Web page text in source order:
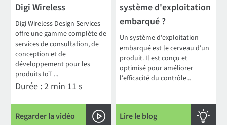
Digi Wireless
Digi Wireless Design Services
offre une gamme complète de
services de consultation, de
conception et de
développement pour les
produits IoT ...
Durée : 2 min 11 s
Regarder la vidéo
système d'exploitation
embarqué ?
Un système d'exploitation
embarqué est le cerveau d'un
produit. Il est conçu et
optimisé pour améliorer
l'efficacité du contrôle...
Lire le blog